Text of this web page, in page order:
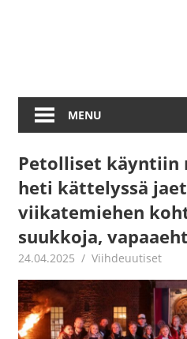
MENU
Petolliset käyntiin
heti kättelyssä
viikatemiehen
suukkoja,
24.04.2025 Juha Kaunisto
Viihdeuutiset